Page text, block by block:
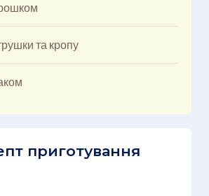
та кропу
приготування